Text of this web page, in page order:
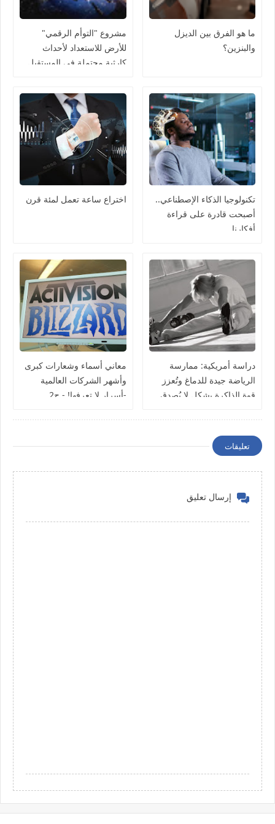
ما هو الفرق بين الديزل
والبنزين؟
مشروع "التوأم الرقمي"
للأرض للاستعداد لأحداث
كارثية محتملة في المستقبل
تكنولوجيا الذكاء الإصطناعي..
أصبحت قادرة على قراءة
أفكارنا
اختراع ساعة تعمل لمئة قرن
دراسة أمريكية: ممارسة
الرياضة جيدة للدماغ وتُعزز
قوة الذاكرة بشكل لا يُصدق
معاني أسماء وشعارات كبرى
وأشهر الشركات العالمية
-أسرار لا تعرفها! - ج2
تعليقات
إرسال تعليق